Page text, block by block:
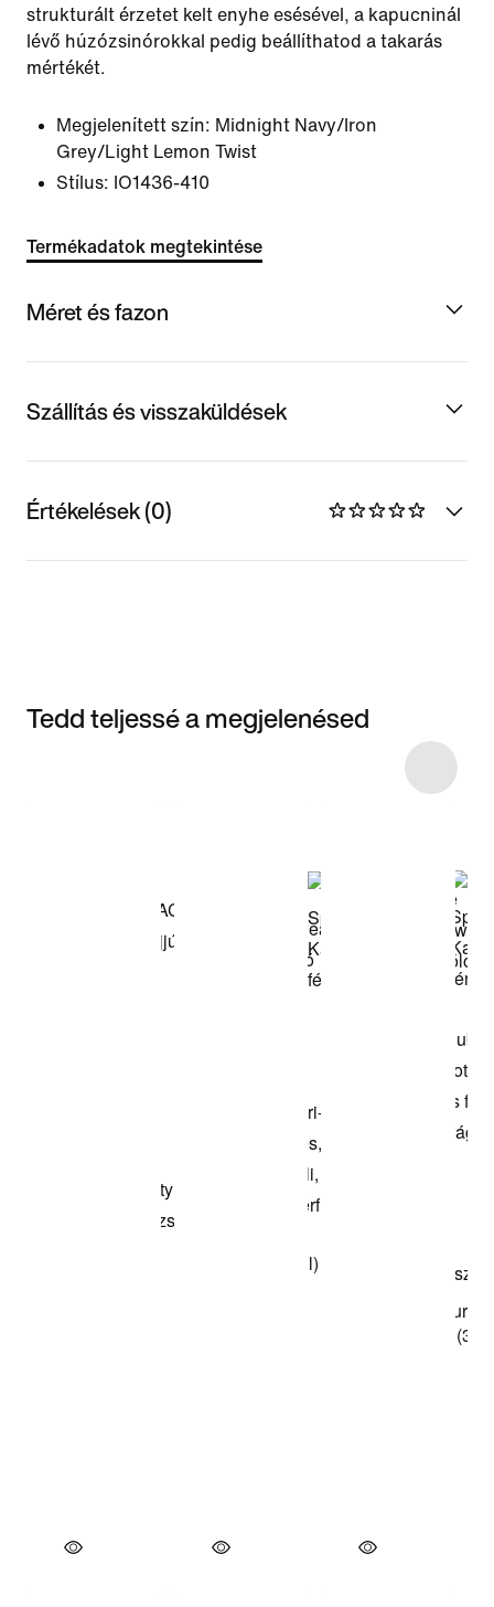
strukturált érzetet kelt enyhe esésével, a kapucninál
lévő húzózsinórokkal pedig beállíthatod a takarás
mértékét.
Megjelenített szín: Midnight Navy/Iron
Grey/Light Lemon Twist
Stílus: IO1436-410
Termékadatok megtekintése
Méret és fazon
Szállítás és visszaküldések
Értékelések (0)
Tedd teljessé a megjelenésed